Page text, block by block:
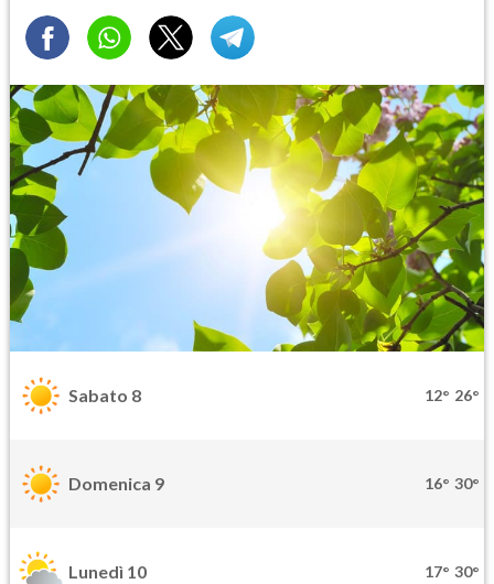
Sabato 8 12° 26°
Domenica 9 16° 30°
Lunedì 10 17° 30°